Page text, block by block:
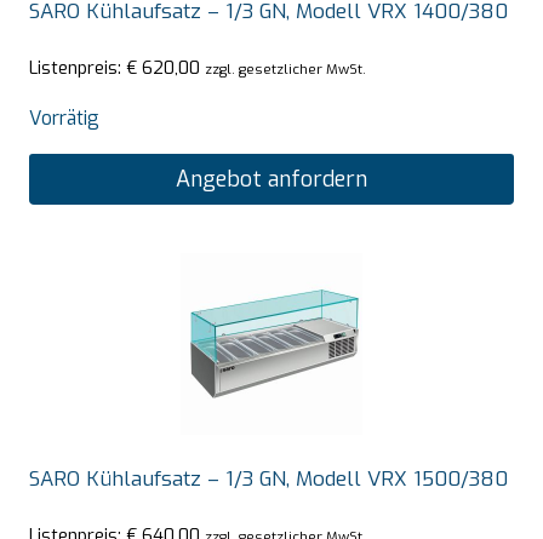
SARO Kühlaufsatz – 1/3 GN, Modell VRX 1400/380
Listenpreis: € 620,00 zzgl. gesetzlicher MwSt.
Vorrätig
Angebot anfordern
SARO Kühlaufsatz – 1/3 GN, Modell VRX 1500/380